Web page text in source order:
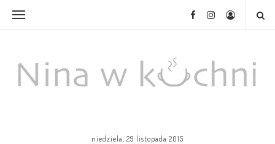
niedziela, 29 listopada 2015